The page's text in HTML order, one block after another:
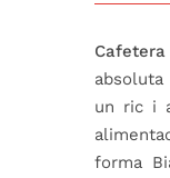
un ric i
forma